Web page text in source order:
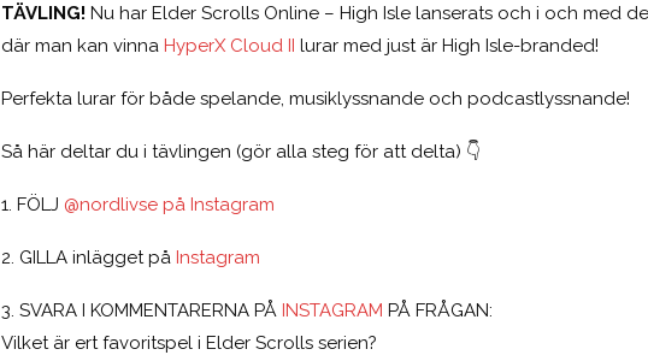
TÄVLING! Nu har Elder Scrolls Online – High Isle lanserats och i och med
där man kan vinna HyperX Cloud II lurar med just är High Isle-branded!
Perfekta lurar för både spelande, musiklyssnande och podcastlyssnande!
Så här deltar du i tävlingen (gör alla steg för att delta) 👇
1. FÖLJ @nordlivse på Instagram
2. GILLA inlägget på Instagram
3. SVARA I KOMMENTARERNA PÅ INSTAGRAM PÅ FRÅGAN:
Vilket är ert favoritspel i Elder Scrolls serien?